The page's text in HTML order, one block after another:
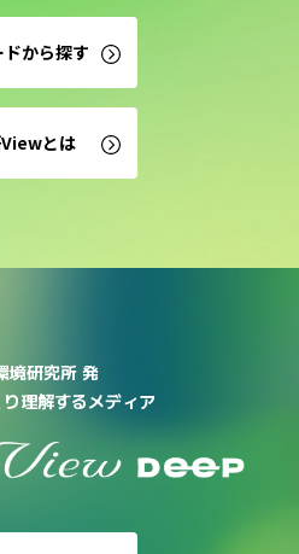
から探す
とは
境研究所 発
理解するメディア